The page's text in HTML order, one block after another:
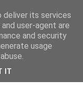
deliver its services
user-agent are
and security
usage
IT